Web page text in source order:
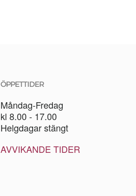
ÖPPETTIDER
Måndag-Fredag
kl 8.00 - 17.00
Helgdagar stängt
AVVIKANDE TIDER